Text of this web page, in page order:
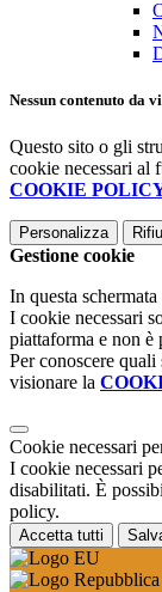
Nessun contenuto da
Questo sito o gli
cookie necessari al
COOKIE
Personalizza
Gestione cookie
In questa
I cookie necessari
piattaforma e non è
Per conoscere
visionare la
Cookie necessari
I cookie necessari
disabilitati. È
policy.
Accetta tutti